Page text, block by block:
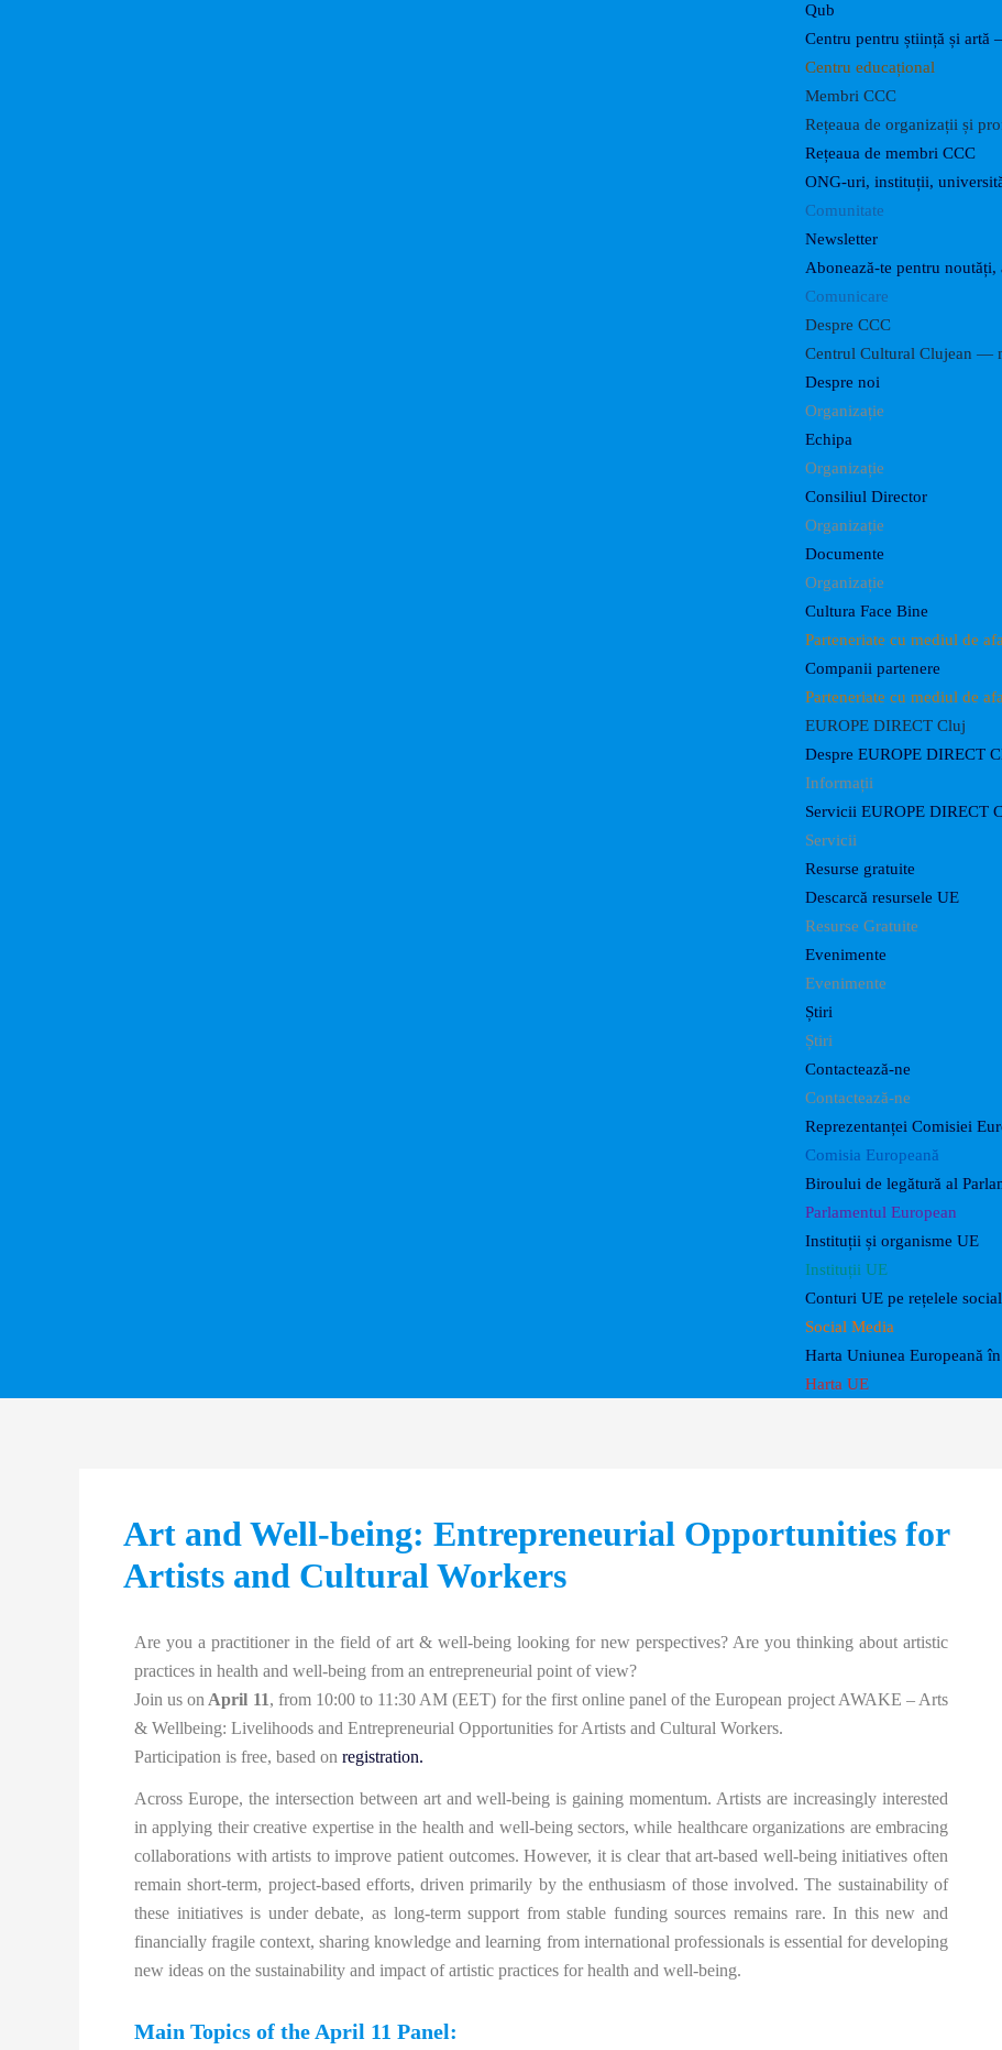
Qub
Centru pentru știință și artă
Centru educațional
Membri CCC
Rețeaua de organizații și
Rețeaua de membri CCC
ONG-uri, instituții,
Comunitate
Newsletter
Abonează-te pentru
Comunicare
Despre CCC
Centrul Cultural Clujean —
Despre noi
Organizație
Echipa
Organizație
Consiliul Director
Organizație
Documente
Organizație
Cultura Face Bine
Parteneriate cu mediul de
Companii partenere
Parteneriate cu mediul de
EUROPE DIRECT Cluj
Despre EUROPE DIRECT
Informații
Servicii EUROPE DIRECT
Servicii
Resurse gratuite
Descarcă resursele UE
Resurse Gratuite
Evenimente
Evenimente
Știri
Știri
Contactează-ne
Contactează-ne
Reprezentanței Comisiei
Comisia Europeană
Biroului de legătură al
Parlamentul European
Instituții și organisme UE
Instituții UE
Conturi UE pe rețelele
Social Media
Harta Uniunea Europeană
Harta UE
Art and Well-being: Entrepreneurial Opportunities for
Artists and Cultural Workers
Are you a practitioner in the field of art & well-being looking for new perspectives? Are you thinking about artistic
practices in health and well-being from an entrepreneurial point of view?
Join us on April 11, from 10:00 to 11:30 AM (EET) for the first online panel of the European project AWAKE – Arts
& Wellbeing: Livelihoods and Entrepreneurial Opportunities for Artists and Cultural Workers.
Participation is free, based on registration.
Across Europe, the intersection between art and well-being is gaining momentum. Artists are increasingly interested
in applying their creative expertise in the health and well-being sectors, while healthcare organizations are embracing
collaborations with artists to improve patient outcomes. However, it is clear that art-based well-being initiatives often
remain short-term, project-based efforts, driven primarily by the enthusiasm of those involved. The sustainability of
these initiatives is under debate, as long-term support from stable funding sources remains rare. In this new and
financially fragile context, sharing knowledge and learning from international professionals is essential for developing
new ideas on the sustainability and impact of artistic practices for health and well-being.
Main Topics of the April 11 Panel: